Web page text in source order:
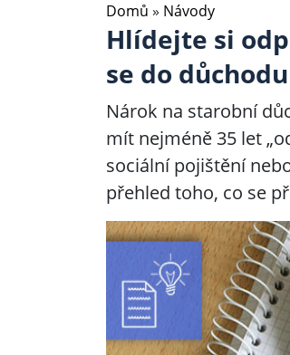
Domů » Návody
Hlídejte si
se do
Nárok na starobní
mít nejméně 35 let
sociální pojištění
přehled toho, co se